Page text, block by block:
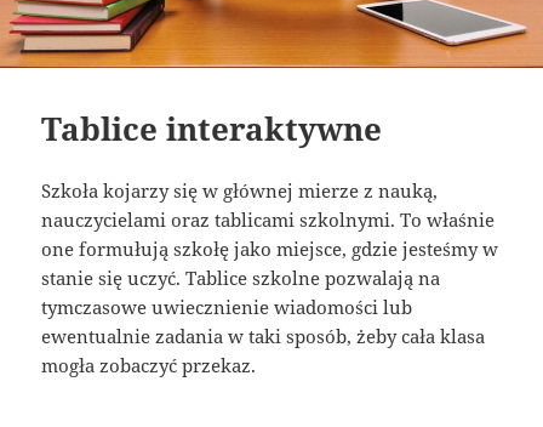
Tablice interaktywne
Szkoła kojarzy się w głównej mierze z nauką,
nauczycielami oraz tablicami szkolnymi. To właśnie
one formułują szkołę jako miejsce, gdzie jesteśmy w
stanie się uczyć. Tablice szkolne pozwalają na
tymczasowe uwiecznienie wiadomości lub
ewentualnie zadania w taki sposób, żeby cała klasa
mogła zobaczyć przekaz.